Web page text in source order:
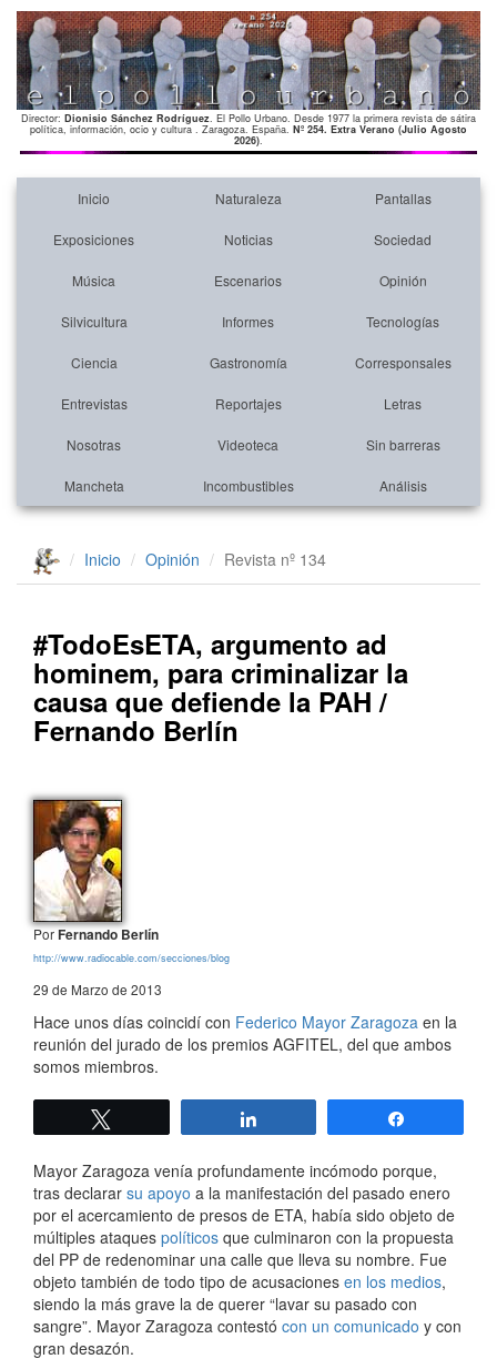
Director: Dionisio Sánchez Rodríguez. El Pollo Urbano. Desde 1977 la primera revista de sátira
política, información, ocio y cultura . Zaragoza. España. Nº 254. Extra Verano (Julio Agosto
2026).
Inicio Naturaleza Pantallas
Exposiciones Noticias Sociedad
Música Escenarios Opinión
Silvicultura Informes Tecnologías
Ciencia Gastronomía Corresponsales
Entrevistas Reportajes Letras
Nosotras Videoteca Sin barreras
Mancheta Incombustibles Análisis
Inicio Opinión Revista nº 134
#TodoEsETA, argumento ad
hominem, para criminalizar la
causa que defiende la PAH /
Fernando Berlín
PorFernando Berlín
http://www.radiocable.com/secciones/blog
29 de Marzo de 2013
Hace unos días coincidí con Federico Mayor Zaragoza en la
reunión del jurado de los premios AGFITEL, del que ambos
somos miembros.
Mayor Zaragoza venía profundamente incómodo porque,
tras declarar su apoyo a la manifestación del pasado enero
por el acercamiento de presos de ETA, había sido objeto de
múltiples ataques políticos que culminaron con la propuesta
del PP de redenominar una calle que lleva su nombre. Fue
objeto también de todo tipo de acusaciones en los medios,
siendo la más grave la de querer “lavar su pasado con
sangre”. Mayor Zaragoza contestó con un comunicado y con
gran desazón.